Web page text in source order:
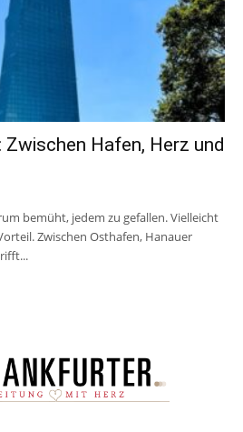
Hafen, Herz und
bemüht, jedem zu gefallen. Vielleicht
Zwischen Osthafen, Hanauer